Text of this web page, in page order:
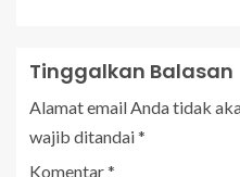
Tinggalkan Balasan
Alamat email Anda tidak
wajib ditandai*
Komentar*